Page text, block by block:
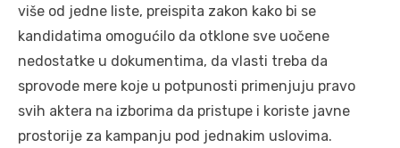
više od jedne liste, preispita zakon kako bi se
kandidatima omogućilo da otklone sve uočene
nedostatke u dokumentima, da vlasti treba da
sprovode mere koje u potpunosti primenjuju pravo
svih aktera na izborima da pristupe i koriste javne
prostorije za kampanju pod jednakim uslovima.